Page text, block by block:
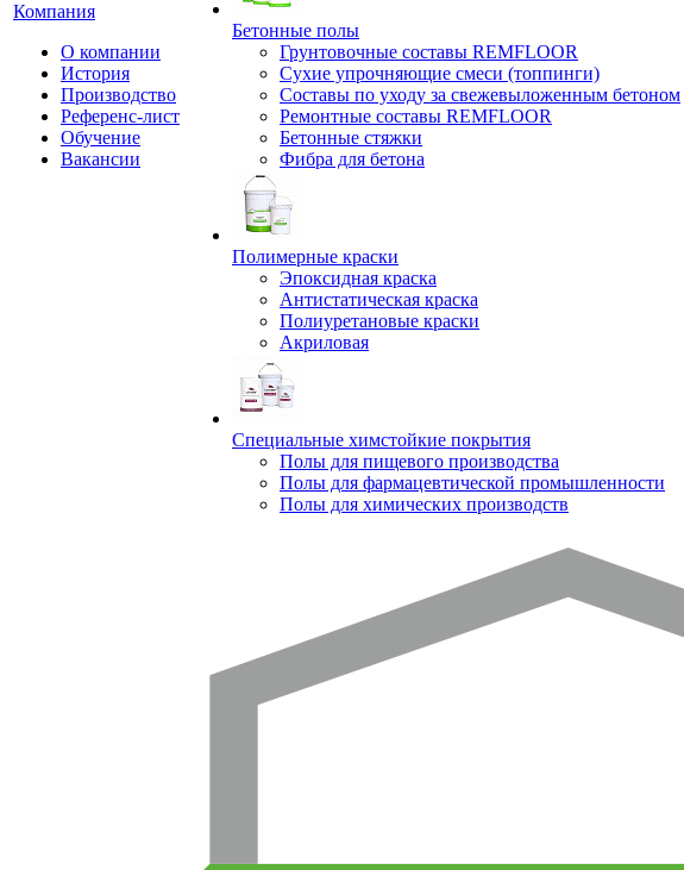
Компания
О компании
История
Производство
Референс-лист
Обучение
Вакансии
Бетонные полы
Грунтовочные составы REMFLOOR
Сухие упрочняющие смеси (топпинги)
Составы по уходу за свежевыложенным бетоном
Ремонтные составы REMFLOOR
Бетонные стяжки
Фибра для бетона
Полимерные краски
Эпоксидная краска
Антистатическая краска
Полиуретановые краски
Акриловая
Специальные химстойкие покрытия
Полы для пищевого производства
Полы для фармацевтической промышленности
Полы для химических производств